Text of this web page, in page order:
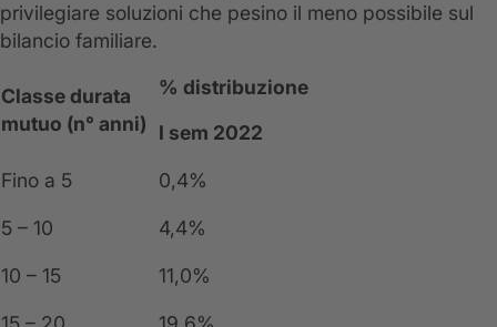
privilegiare soluzioni che pesino il meno possibile sul
bilancio familiare.
Classe durata
mutuo (n° anni)
% distribuzione
I sem 2022
Fino a 5 0,4%
5 – 10 4,4%
10 – 15 11,0%